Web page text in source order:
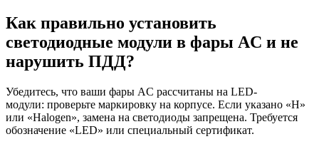
Как правильно установить
светодиодные модули в фары AC и не
нарушить ПДД?
Убедитесь, что ваши фары AC рассчитаны на LED-
модули: проверьте маркировку на корпусе. Если указано «H»
или «Halogen», замена на светодиоды запрещена. Требуется
обозначение «LED» или специальный сертификат.